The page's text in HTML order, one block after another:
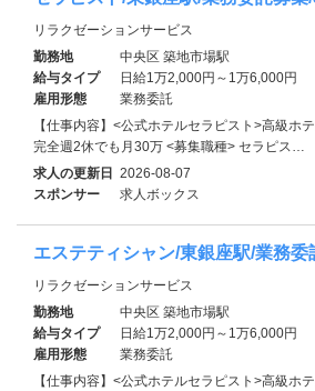
リラクゼーションサービス
勤務地
中央区 築地市場駅
給与タイプ
日給1万2,000円～1万6,000円
雇用形態
業務委託
【仕事内容】<公式ホテルセラピスト>高級ホ
完全週2休でも月30万 <募集職種> セラピス…
求人の更新日 2026-08-07
スポンサー
求人ボックス
エステティシャン/東銀座駅/業務
リラクゼーションサービス
勤務地
中央区 築地市場駅
給与タイプ
日給1万2,000円～1万6,000円
雇用形態
業務委託
【仕事内容】<公式ホテルセラピスト>高級ホ